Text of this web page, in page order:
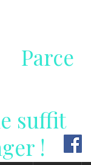
Parce
suffit
!